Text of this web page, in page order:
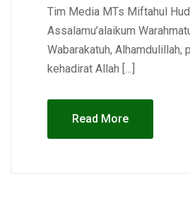
Tim Media MTs Miftahul
Assalamu’alaikum
Wabarakatuh, Alhamdulillah,
kehadirat Allah […]
Read More